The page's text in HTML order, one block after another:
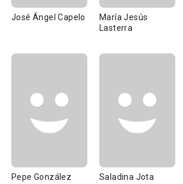
José Ángel Capelo
María Jesús
Lasterra
Pepe González Saladina Jota